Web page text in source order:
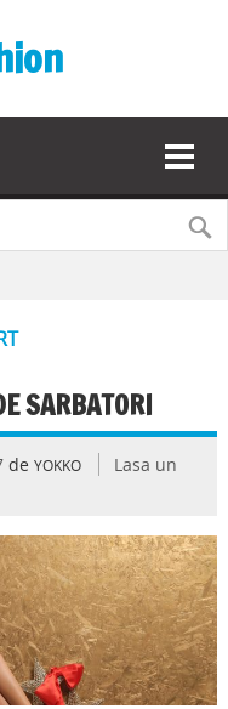
SARBATORI
de YOKKO
Lasa un